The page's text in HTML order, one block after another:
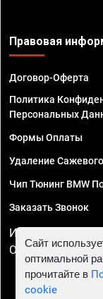
Правовая
Договор-Оферта
Политика
Персональных
Формы Оплаты
Удаление
Чип Тюнинг BMW
Заказать Звонок
ИП Смирнов
ОГРНИП
Сайт
оптимальной
прочитайте в
cookie